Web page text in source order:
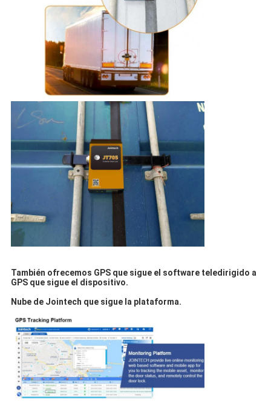
También ofrecemos GPS que sigue el software teledirigido a
GPS que sigue el dispositivo.
Nube de Jointech que sigue la plataforma.